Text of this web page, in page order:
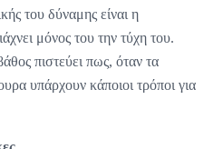
του δύναμης είναι η
μόνος του την τύχη του.
πιστεύει πως, όταν τα
υπάρχουν κάποιοι τρόποι για